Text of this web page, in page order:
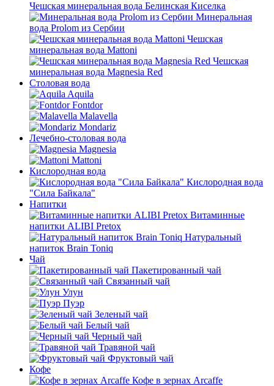
Чешская минеральная вода Белинская Киселка
Минеральная
вода Prolom из Сербии
Чешская
минеральная вода Mattoni
Чешская
минеральная вода Magnesia Red
Столовая вода
Aquila
Fontdor
Malavella
Mondariz
Лечебно-столовая вода
Magnesia
Mattoni
Кислородная вода
Кислородная вода
"Сила Байкала"
Напитки
Витаминные
напитки ALIBI Pretox
Натуральный
напиток Brain Toniq
Чай
Пакетированный чай
Связанный чай
Улун
Пуэр
Зеленый чай
Белый чай
Черный чай
Травяной чай
Фруктовый чай
Кофе
Кофе в зернах Arcaffe